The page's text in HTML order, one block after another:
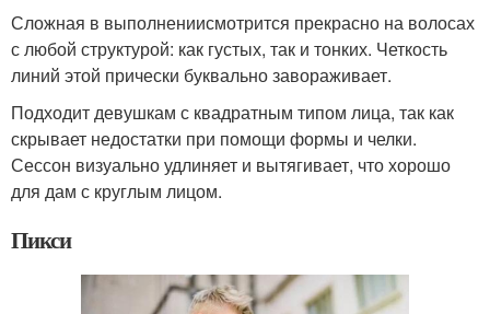
Сложная в выполнениисмотрится прекрасно на волосах
с любой структурой: как густых, так и тонких. Четкость
линий этой прически буквально завораживает.
Подходит девушкам с квадратным типом лица, так как
скрывает недостатки при помощи формы и челки.
Сессон визуально удлиняет и вытягивает, что хорошо
для дам с круглым лицом.
Пикси